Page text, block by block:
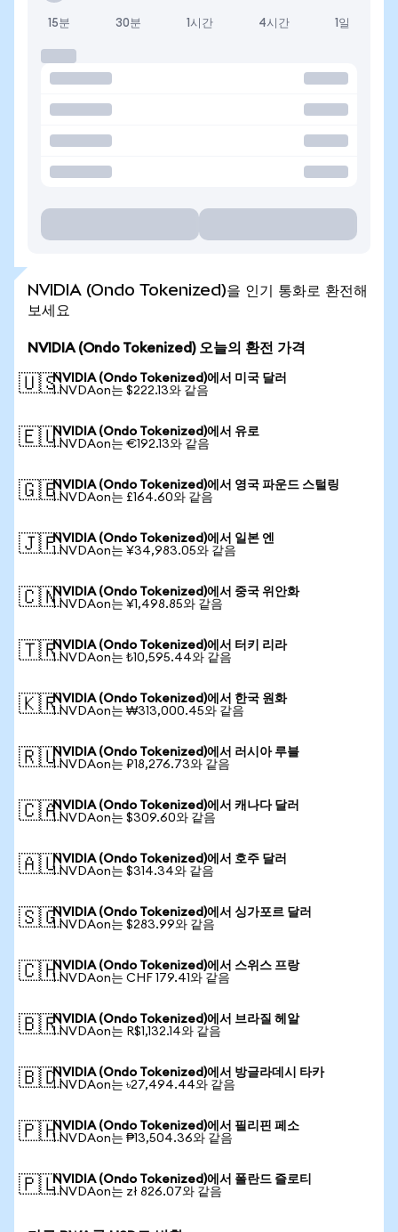
15분 30분 1시간 4시간 1일
NVIDIA (Ondo Tokenized)을 인기 통화로 환전해
보세요
NVIDIA (Ondo Tokenized) 오늘의 환전 가격
🇺🇸NVIDIA (Ondo Tokenized)에서 미국 달러
1 NVDAon는 $222.13와 같음
🇪🇺NVIDIA (Ondo Tokenized)에서 유로
1 NVDAon는 €192.13와 같음
🇬🇧NVIDIA (Ondo Tokenized)에서 영국 파운드 스털링
1 NVDAon는 £164.60와 같음
🇯🇵NVIDIA (Ondo Tokenized)에서 일본 엔
1 NVDAon는 ¥34,983.05와 같음
🇨🇳NVIDIA (Ondo Tokenized)에서 중국 위안화
1 NVDAon는 ¥1,498.85와 같음
🇹🇷NVIDIA (Ondo Tokenized)에서 터키 리라
1 NVDAon는 ₺10,595.44와 같음
🇰🇷NVIDIA (Ondo Tokenized)에서 한국 원화
1 NVDAon는 ₩313,000.45와 같음
🇷🇺NVIDIA (Ondo Tokenized)에서 러시아 루블
1 NVDAon는 ₽18,276.73와 같음
🇨🇦NVIDIA (Ondo Tokenized)에서 캐나다 달러
1 NVDAon는 $309.60와 같음
🇦🇺NVIDIA (Ondo Tokenized)에서 호주 달러
1 NVDAon는 $314.34와 같음
🇸🇬NVIDIA (Ondo Tokenized)에서 싱가포르 달러
1 NVDAon는 $283.99와 같음
🇨🇭NVIDIA (Ondo Tokenized)에서 스위스 프랑
1 NVDAon는 CHF 179.41와 같음
🇧🇷NVIDIA (Ondo Tokenized)에서 브라질 헤알
1 NVDAon는 R$1,132.14와 같음
🇧🇩NVIDIA (Ondo Tokenized)에서 방글라데시 타카
1 NVDAon는 ৳27,494.44와 같음
🇵🇭NVIDIA (Ondo Tokenized)에서 필리핀 페소
1 NVDAon는 ₱13,504.36와 같음
🇵🇱NVIDIA (Ondo Tokenized)에서 폴란드 즐로티
1 NVDAon는 zł 826.07와 같음